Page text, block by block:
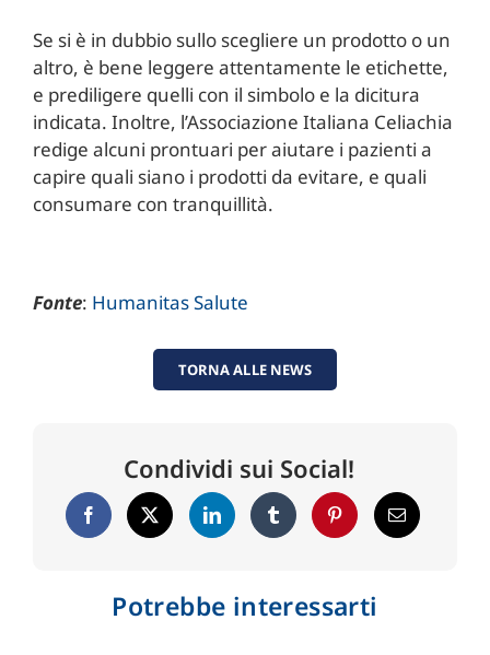
Se si è in dubbio sullo scegliere un prodotto o un
altro, è bene leggere attentamente le etichette,
e prediligere quelli con il simbolo e la dicitura
indicata. Inoltre, l’Associazione Italiana Celiachia
redige alcuni prontuari per aiutare i pazienti a
capire quali siano i prodotti da evitare, e quali
consumare con tranquillità.
Fonte: Humanitas Salute
TORNA ALLE NEWS
Condividi sui Social!
Potrebbe interessarti